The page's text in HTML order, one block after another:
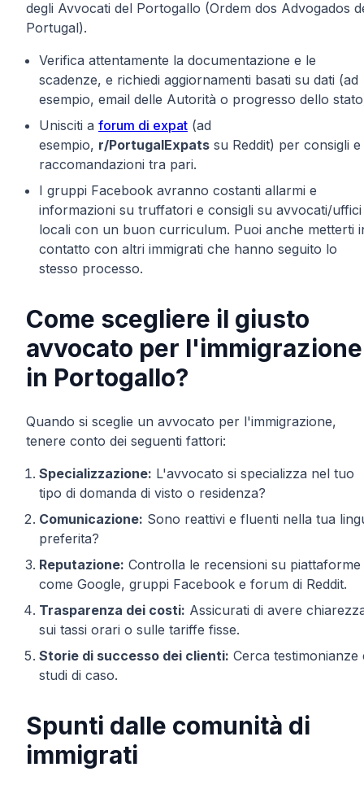
degli Avvocati del Portogallo (Ordem dos Advogados
Portugal).
Verifica attentamente la documentazione e le
scadenze, e richiedi aggiornamenti basati su dati (ad
esempio, email delle Autorità o progresso dello
Unisciti a forum di expat (ad
esempio, r/PortugalExpats su Reddit) per consigli e
raccomandazioni tra pari.
I gruppi Facebook avranno costanti allarmi e
informazioni su truffatori e consigli su avvocati/uffici
locali con un buon curriculum. Puoi anche metterti
contatto con altri immigrati che hanno seguito lo
stesso processo.
Come scegliere il giusto
avvocato per l'immigrazione
in Portogallo?
Quando si sceglie un avvocato per l'immigrazione,
tenere conto dei seguenti fattori:
Specializzazione: L'avvocato si specializza nel tuo
tipo di domanda di visto o residenza?
Comunicazione: Sono reattivi e fluenti nella tua
preferita?
Reputazione: Controlla le recensioni su piattaforme
come Google, gruppi Facebook e forum di Reddit.
Trasparenza dei costi: Assicurati di avere
sui tassi orari o sulle tariffe fisse.
Storie di successo dei clienti: Cerca testimonianze
studi di caso.
Spunti dalle comunità di
immigrati